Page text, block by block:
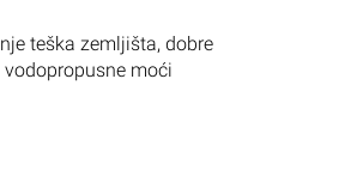
teška zemljišta, dobre
vodopropusne moći